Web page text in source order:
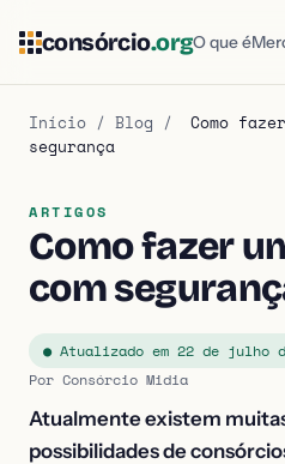
consórcio.orgO que é
Início / Blog /
Como
segurança
ARTIGOS
Como fazer
com
● Atualizado em 22 de julho
Por Consórcio Midia
Atualmente existem
possibilidades de